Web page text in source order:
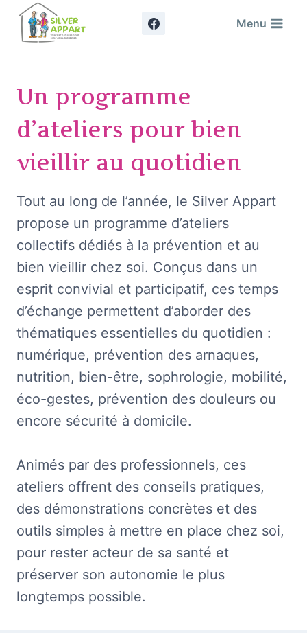
Aller
contenu
Menu
Un programme
d’ateliers pour bien
vieillir au quotidien
Tout au long de l’année, le Silver Appart
propose un programme d’ateliers
collectifs dédiés à la prévention et au
bien vieillir chez soi. Conçus dans un
esprit convivial et participatif, ces temps
d’échange permettent d’aborder des
thématiques essentielles du quotidien :
numérique, prévention des arnaques,
nutrition, bien-être, sophrologie, mobilité,
éco-gestes, prévention des douleurs ou
encore sécurité à domicile.
Animés par des professionnels, ces
ateliers offrent des conseils pratiques,
des démonstrations concrètes et des
outils simples à mettre en place chez soi,
pour rester acteur de sa santé et
préserver son autonomie le plus
longtemps possible.